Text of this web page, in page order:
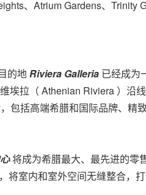
、Atrium Gardens、Trinity
的地Riviera Galleria 已经成为
埃拉（ Athenian Riviera ）沿
括高端希腊和国际品牌、精
将成为希腊最大、最先进的零
室内和室外空间无缝整合，